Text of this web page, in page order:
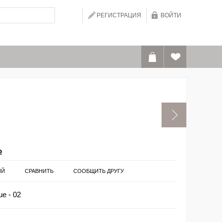
РЕГИСТРАЦИЯ ВОЙТИ
СРАВНИТЬ СООБЩИТЬ ДРУГУ
- 02